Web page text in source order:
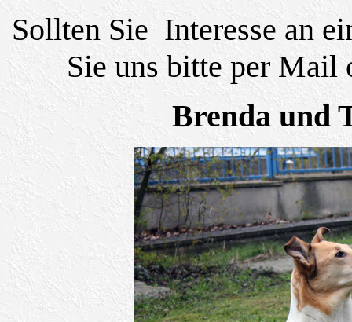
Sollten Sie Interesse an
Sie uns bitte per Mail
Brenda und